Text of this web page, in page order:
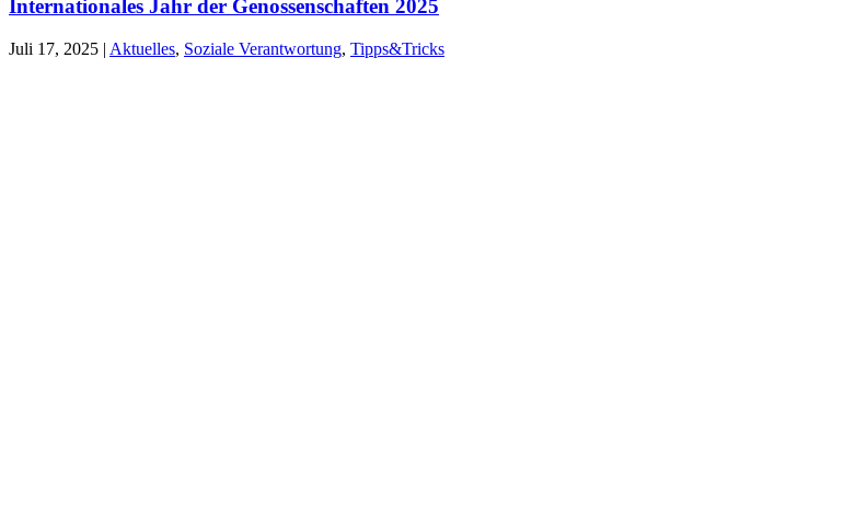
Internationales Jahr der Genossenschaften 2025
Juli 17, 2025 | Aktuelles, Soziale Verantwortung, Tipps&Tricks